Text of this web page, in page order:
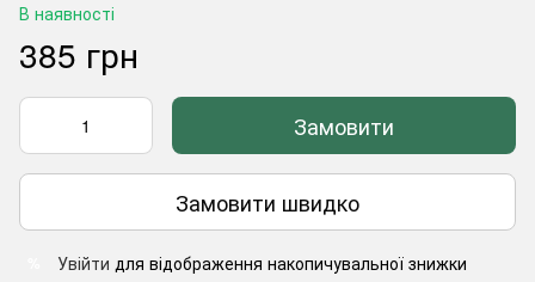
В наявності
385 грн
Замовити
Замовити швидко
Увійти для відображення накопичувальної знижки